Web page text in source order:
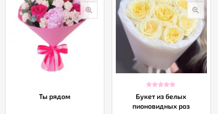
Ты рядом
Букет из белых
пионовидных роз